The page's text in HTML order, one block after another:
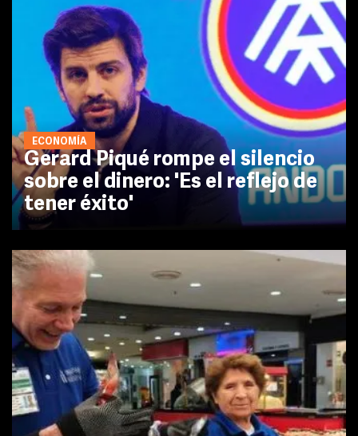
ECONOMÍA
Gerard Piqué rompe el silencio
sobre el dinero: 'Es el reflejo de
tener éxito'